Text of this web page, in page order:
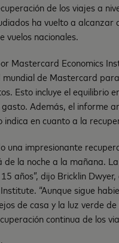
de los viajes a
ha vuelto a
vuelos nacionales.
Mastercard Economics
de Mastercard
Esto incluye el equilibrio
Además, el informe
indica en cuanto a la
una impresionante
la noche a la mañana.
años”, dijo Bricklin
“Aunque sigue
de casa y la luz verde
continua de los